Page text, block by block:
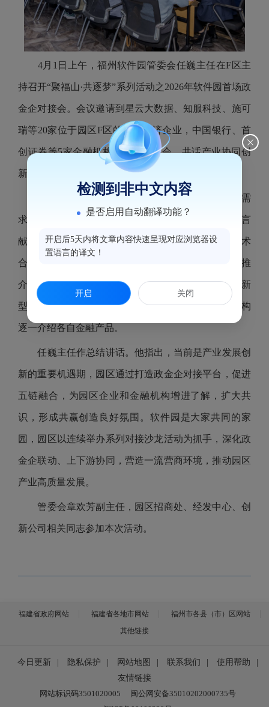
4月1日上午，福州软件园管委会任巍主任在F区主
持召开“聚福山·共逐梦”系列活动之2026年软件园首场政
金企对接会。会议邀请到星云大数据、知服科技、施可
瑞等20家位于园区F区的数字经济企业，中国银行、首
创证券等5家金融机构代表受邀参会，共话产业协同创
新，畅谈园区发展未来。
与会企业代表结合自身业务发展，提出了相关需
求，并围绕福州软件园，“十五五”期间高质量发展建言
献策，内容涵盖园区规划、平台建设、市场拓展、技术
合作、品牌塑造等，多个维度在政策宣讲、金融服务推
介环节，园区招商服务处对鼓楼区直通车企业政策、新
型政策性金融工具等政策及申报进行解读，各金融机构
逐一介绍各自金融产品。
任巍主任作总结讲话。他指出，当前是产业发展创
新的重要机遇期，园区通过打造政金企对接平台，促进
五链融合，为园区企业和金融机构增进了解，扩大共
识，形成共赢创造良好氛围。软件园是大家共同的家
园，园区以连续举办系列对接沙龙活动为抓手，深化政
金企联动、上下游协同，营造一流营商环境，推动园区
产业高质量发展。
管委会章欢芳副主任，园区招商处、经发中心、创
新公司相关同志参加本次活动。
福建省政府网站 福建省各地市网站
福州市各县（市）区网站
其他链接
今日更新 隐私保护 网站地图 联系我们 使用帮助
友情链接
网站标识码3501020005
闽公网安备35010202000735号
检测到非中文内容
是否启用自动翻译功能？
开启后5天内将文章内容快速呈现对应浏览器设
置语言的译文！
开启 关闭